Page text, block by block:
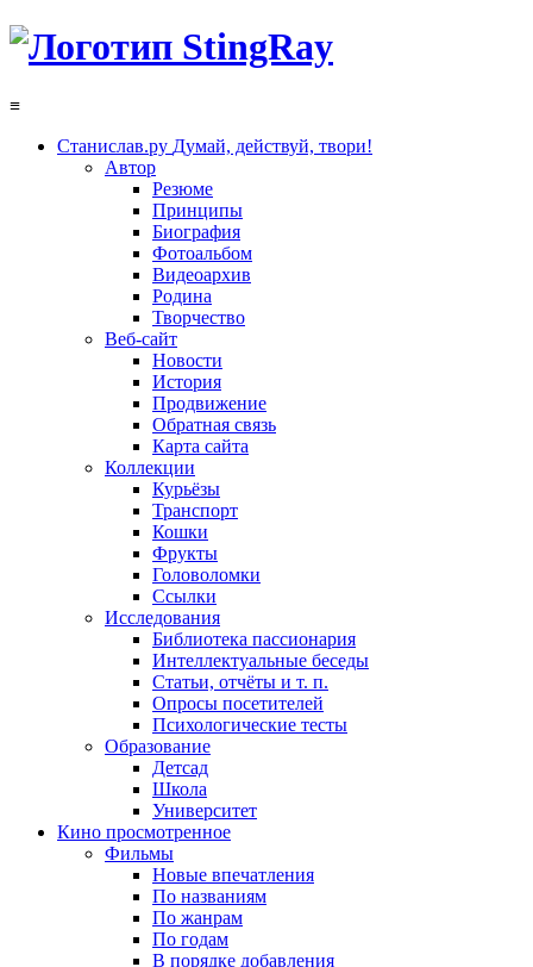
≡
Станислав.ру Думай, действуй, твори!
Автор
Резюме
Принципы
Биография
Фотоальбом
Видеоархив
Родина
Творчество
Веб-сайт
Новости
История
Продвижение
Обратная связь
Карта сайта
Коллекции
Курьёзы
Транспорт
Кошки
Фрукты
Головоломки
Ссылки
Исследования
Библиотека пассионария
Интеллектуальные беседы
Статьи, отчёты и т. п.
Опросы посетителей
Психологические тесты
Образование
Детсад
Школа
Университет
Кино просмотренное
Фильмы
Новые впечатления
По названиям
По жанрам
По годам
В порядке добавления